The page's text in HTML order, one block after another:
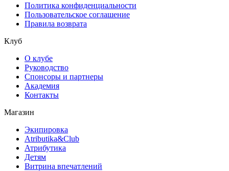
Политика конфиденциальности
Пользовательское соглашение
Правила возврата
Клуб
О клубе
Руководство
Спонсоры и партнеры
Академия
Контакты
Магазин
Экипировка
Atributika&Club
Атрибутика
Детям
Витрина впечатлений